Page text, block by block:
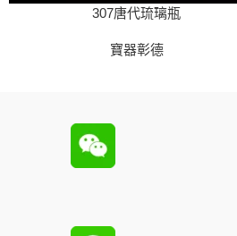
307唐代琉璃瓶
寶器彰德